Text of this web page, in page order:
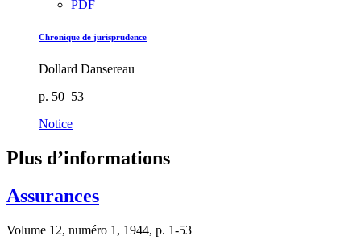
PDF
Chronique de jurisprudence
Dollard Dansereau
p. 50–53
Notice
Plus d’informations
Assurances
Volume 12, numéro 1, 1944, p. 1-53